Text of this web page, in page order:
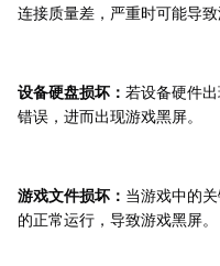
连接质量差，严重时可能导致
设备硬盘损坏： 若设备硬件
错误，进而出现游戏黑屏。
游戏文件损坏： 当游戏中的
的正常运行，导致游戏黑屏。